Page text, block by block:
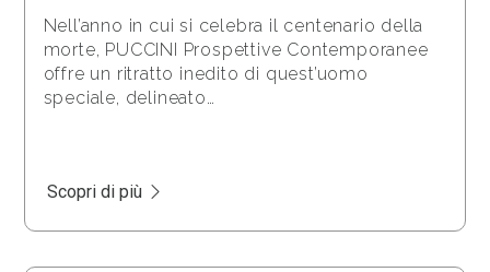
Nell’anno in cui si celebra il centenario della
morte, PUCCINI Prospettive Contemporanee
offre un ritratto inedito di quest’uomo
speciale, delineato…
Scopri di più